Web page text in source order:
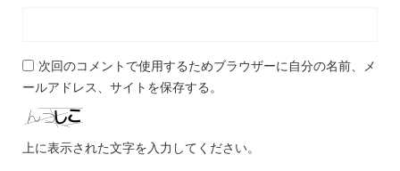
次回のコメントで使用するためブラウザーに自分の名前、メ
ールアドレス、サイトを保存する。
上に表示された文字を入力してください。